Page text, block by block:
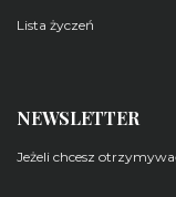
Lista życzeń
NEWSLETTER
Jeżeli chcesz